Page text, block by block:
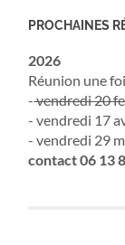
PROCHAINES
2026
Réunion une
-vendredi 20
- vendredi 17
- vendredi 29
contact 06 13